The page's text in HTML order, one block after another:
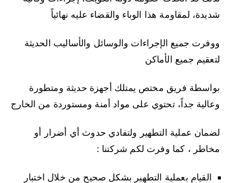
شديدة، لمقاومة هذا الوباء والقضاء عليه نهائياً
ووفرت جميع الإجراءات والوسائل والأساليب الحديثة
لتعقيم جميع الأماكن
بواسطة فريق مختص يمتلك أجهزة حديثة ومتطورة
وعالية جداً، تحتوي على مواد أمنة ومستوردة من الخارج
لضمان عملية التطهير ولتفادي حدوث أي أضرار أو
مخاطر ، كما وفرت لكم شركتنا :
القيام بعملية التطهير بشكل صحيح من خلال اختبار